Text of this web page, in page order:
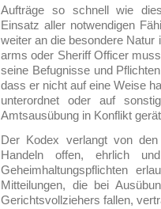
Aufträge so schnell wie
Einsatz aller notwendigen
weiter an die besondere
arms oder Sheriff Officer
seine Befugnisse und
dass er nicht auf eine Weise
unterordnet oder auf
Amtsausübung in Konflikt
Der Kodex verlangt von
Handeln offen, ehrlich
Geheimhaltungspflichten
Mitteilungen, die bei
Gerichtsvollziehers fallen,